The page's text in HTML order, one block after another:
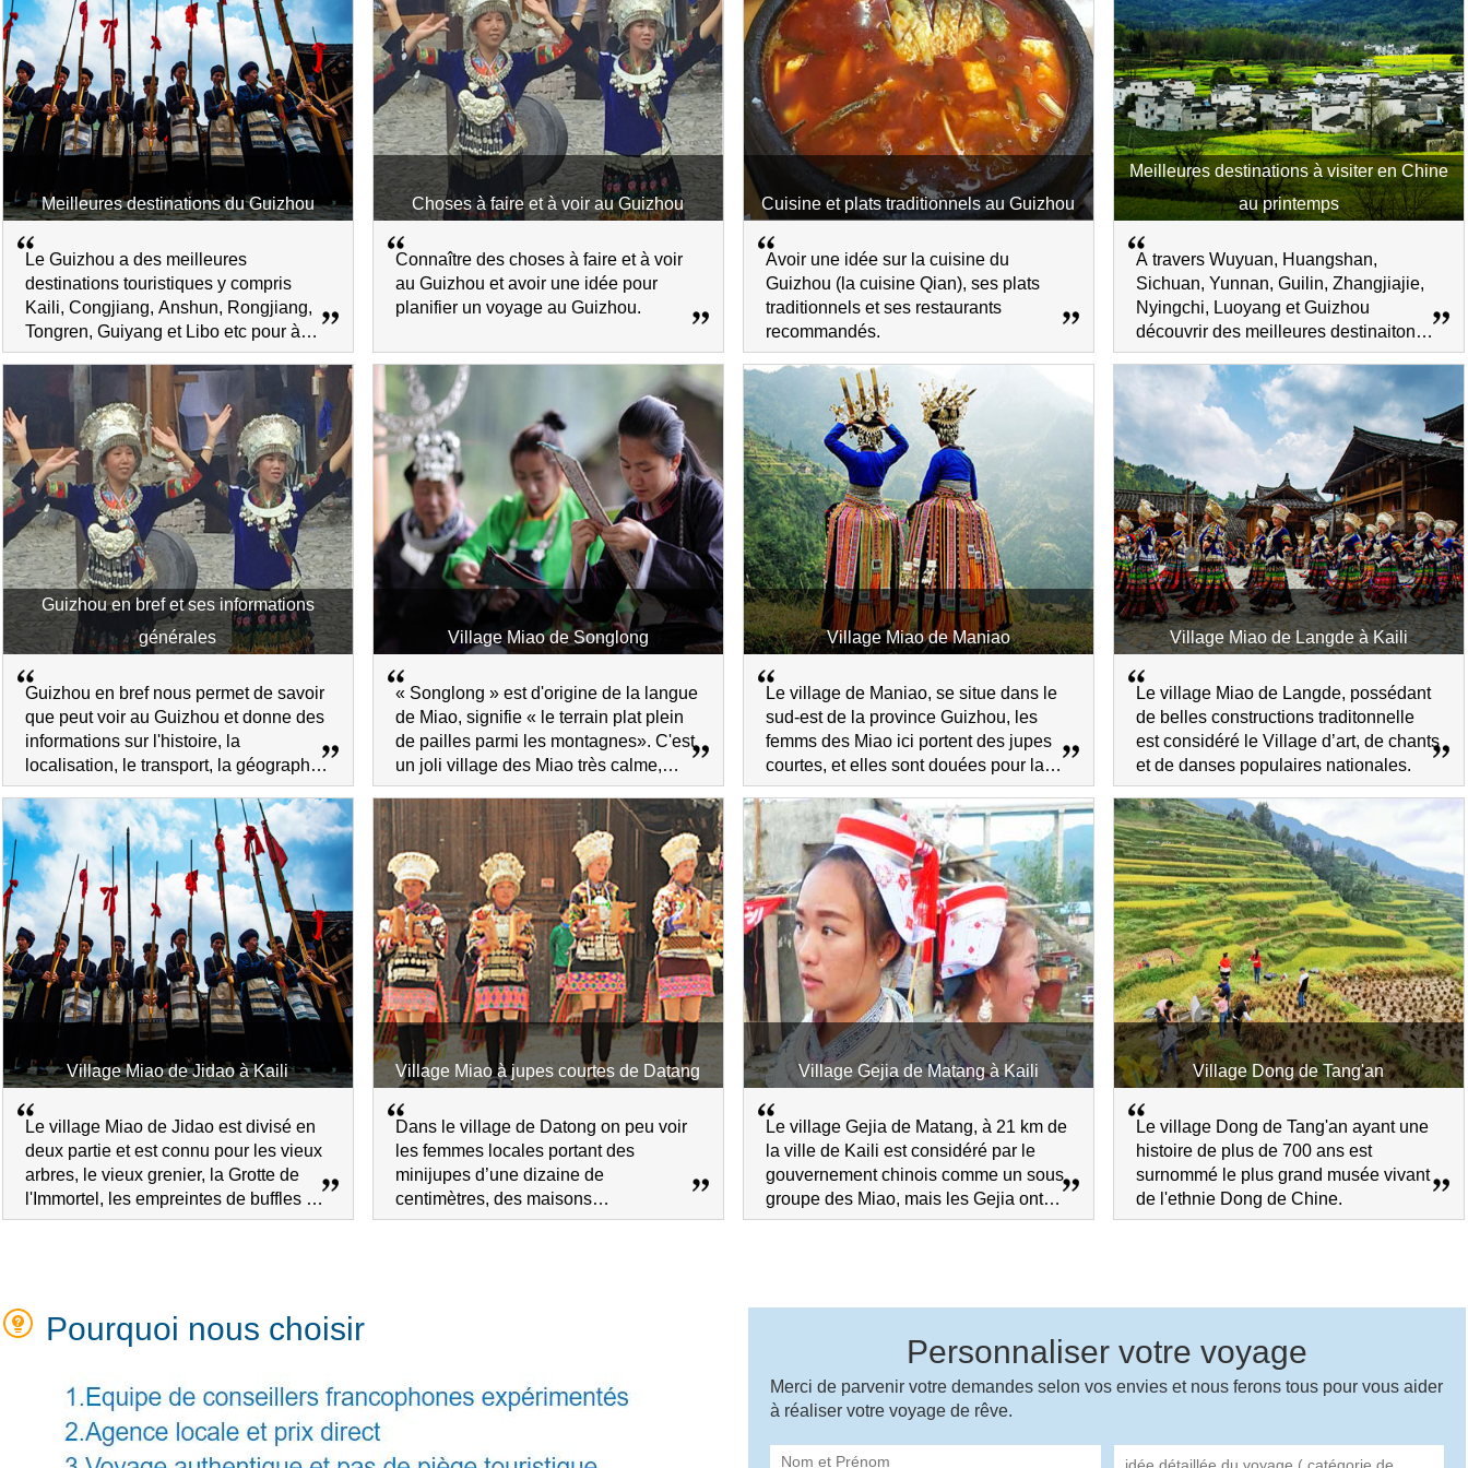
Meilleures destinations du Guizhou
Le Guizhou a des meilleures
destinations touristiques y compris
Kaili, Congjiang, Anshun, Rongjiang,
Tongren, Guiyang et Libo etc pour à
découvrir de beaux paysages et la
culture des ethnies .
Choses à faire et à voir au Guizhou
Connaître des choses à faire et à voir
au Guizhou et avoir une idée pour
planifier un voyage au Guizhou.
Cuisine et plats traditionnels au Guizhou
Avoir une idée sur la cuisine du
Guizhou (la cuisine Qian), ses plats
traditionnels et ses restaurants
recommandés.
Meilleures destinations à visiter en Chine
au printemps
A travers Wuyuan, Huangshan,
Sichuan, Yunnan, Guilin, Zhangjiajie,
Nyingchi, Luoyang et Guizhou
découvrir des meilleures destinaitons
de Chine au printemps.
Guizhou en bref et ses informations
générales
Guizhou en bref nous permet de savoir
que peut voir au Guizhou et donne des
informations sur l'histoire, la
localisation, le transport, la géographie,
l'économie et le caractéristique du
Guizhou.
Village Miao de Songlong
« Songlong » est d'origine de la langue
de Miao, signifie « le terrain plat plein
de pailles parmi les montagnes». C'est
un joli village des Miao très calme,
entouré par les montagnes et les
arbres.
Village Miao de Maniao
Le village de Maniao, se situe dans le
sud-est de la province Guizhou, les
femms des Miao ici portent des jupes
courtes, et elles sont douées pour la
danse et la musique.
Village Miao de Langde à Kaili
Le village Miao de Langde, possédant
de belles constructions traditonnelle
est considéré le Village d’art, de chants
et de danses populaires nationales.
Village Miao de Jidao à Kaili
Le village Miao de Jidao est divisé en
deux partie et est connu pour les vieux
arbres, le vieux grenier, la Grotte de
l'Immortel, les empreintes de buffles et
chevaux et des maisons traditonnelles.
Village Miao à jupes courtes de Datang
Dans le village de Datong on peu voir
les femmes locales portant des
minijupes d’une dizaine de
centimètres, des maisons
traditionnelles en bois et leur grenier
Village Gejia de Matang à Kaili
Le village Gejia de Matang, à 21 km de
la ville de Kaili est considéré par le
gouvernement chinois comme un sous
groupe des Miao, mais les Gejia ont
leur langue, leur totem et leurs
Village Dong de Tang'an
Le village Dong de Tang'an ayant une
histoire de plus de 700 ans est
surnommé le plus grand musée vivant
de l'ethnie Dong de Chine.
Pourquoi nous choisir
Personnaliser votre voyage
Merci de parvenir votre demandes selon vos envies et nous ferons tous pour vous aider
à réaliser votre voyage de rêve.